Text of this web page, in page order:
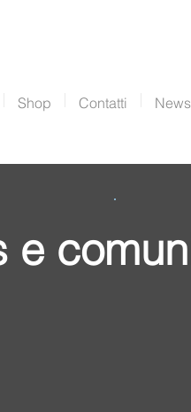
Shop Contatti News
e